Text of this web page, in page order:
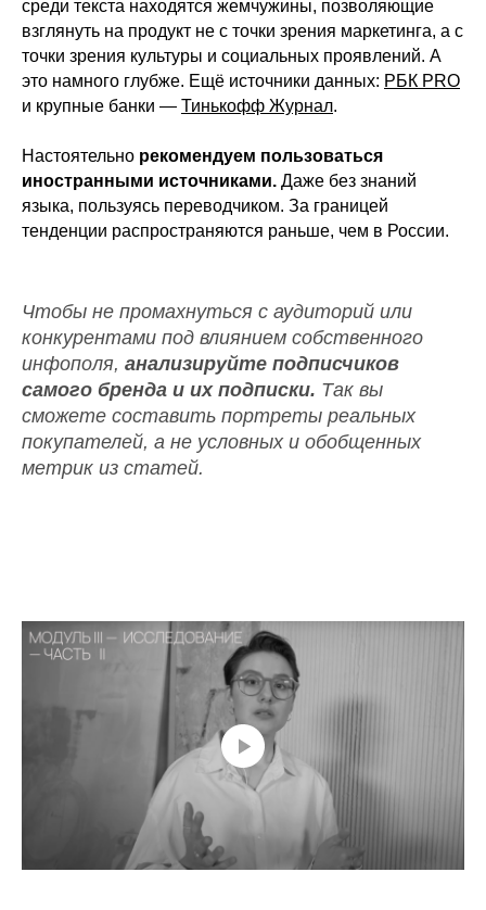
АРХИТЕКТУРА ФЛАГМАНСКИХ
ДОМОВ МОДЫ
в магазин, но в особую вселенную.
Во второй части материала об
архитектуре таких построек продолжаем
нашу прогулку
по модным столицам мира
и заглядываем в офисы Gucci, Armani
и Jacquemus.
среди текста находятся жемчужины, позволяющие
взглянуть на продукт не с точки зрения маркетинга, а с
точки зрения культуры и социальных проявлений. А
это намного глубже. Ещё источники данных: РБК PRO
и крупные банки — Тинькофф Журнал.
Настоятельно рекомендуем пользоваться
иностранными источниками. Даже без знаний
языка, пользуясь переводчиком. За границей
тенденции распространяются раньше, чем в России.
Чтобы не промахнуться с аудиторий или
конкурентами под влиянием собственного
инфополя, анализируйте подписчиков
самого бренда и их подписки. Так вы
сможете составить портреты реальных
покупателей, а не условных и обобщенных
метрик из статей.